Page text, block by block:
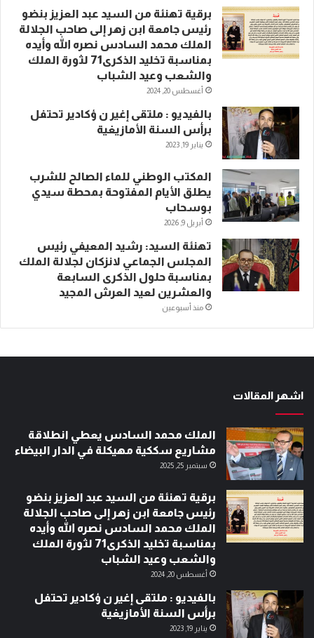
برقية تهنئة من السيد عبد العزيز بنضو
رئيس جامعة ابن زهر إلى صاحب الجلالة
الملك محمد السادس نصره الله وأيده
بمناسبة تخليد الذكرى71 لثورة الملك
والشعب وعيد الشباب
أغسطس 20, 2024
بالفيديو : ملتقى إغير ن ؤكادير تحتفل
برأس السنة الأمازيغية
يناير 19, 2023
المكتب الوطني للماء الصالح للشرب
يطلق الأيام المفتوحة بمحطة سيدي
بوسحاب
أبريل 9, 2026
تهنئة السيد: رشيد المعيفي رئيس
المجلس الجماعي لانزكان لجلالة الملك
بمناسبة حلول الذكرى السابعة
والعشرين لعيد العرش المجيد
منذ أسبوعين
اشهر المقالات
الملك محمد السادس يعطي انطلاقة
مشاريع سككية مهيكلة في الدار البيضاء
سبتمبر 25, 2025
برقية تهنئة من السيد عبد العزيز بنضو
رئيس جامعة ابن زهر إلى صاحب الجلالة
الملك محمد السادس نصره الله وأيده
بمناسبة تخليد الذكرى71 لثورة الملك
والشعب وعيد الشباب
أغسطس 20, 2024
بالفيديو : ملتقى إغير ن ؤكادير تحتفل
برأس السنة الأمازيغية
يناير 19, 2023